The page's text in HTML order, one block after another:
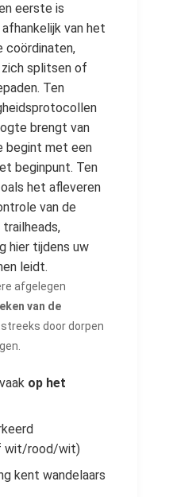
eerste is
van het
coördinaten,
zich splitsen of
Ten
brengt van
begint met een
beginpunt. Ten
het afleveren
van de
hier tijdens uw
leidt.
afgelegen
van de
door dorpen
op het
wit/rood/wit)
kent wandelaars